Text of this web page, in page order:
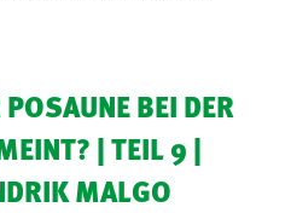
BEI DER
| TEIL 9 |
MALGO